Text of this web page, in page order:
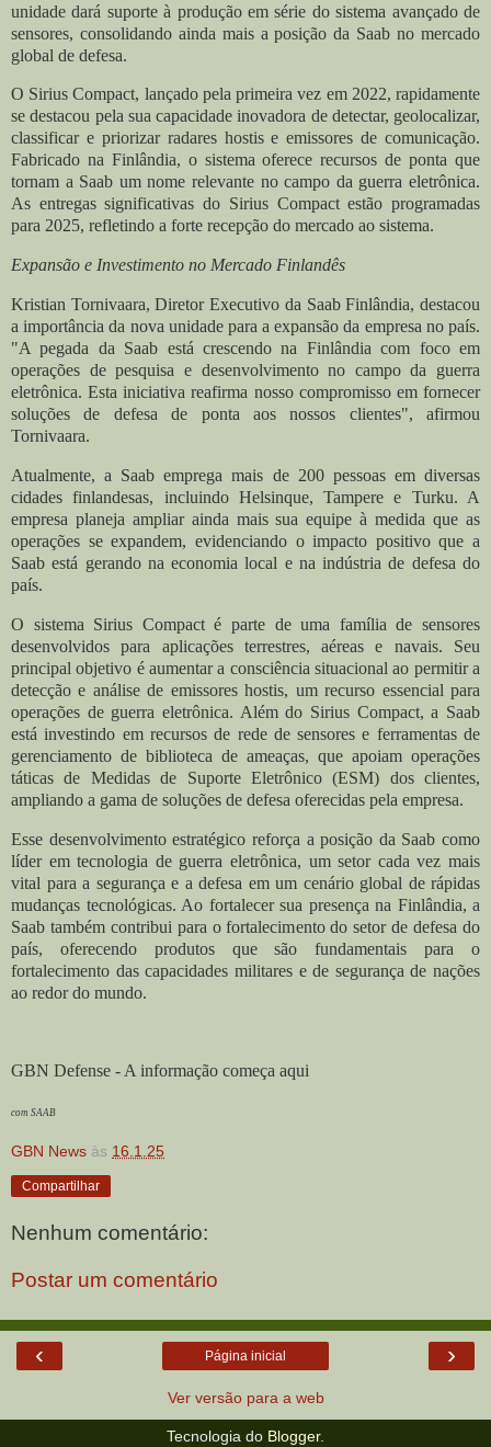
unidade dará suporte à produção em série do sistema avançado de
sensores, consolidando ainda mais a posição da Saab no mercado
global de defesa.
O Sirius Compact, lançado pela primeira vez em 2022, rapidamente
se destacou pela sua capacidade inovadora de detectar, geolocalizar,
classificar e priorizar radares hostis e emissores de comunicação.
Fabricado na Finlândia, o sistema oferece recursos de ponta que
tornam a Saab um nome relevante no campo da guerra eletrônica.
As entregas significativas do Sirius Compact estão programadas
para 2025, refletindo a forte recepção do mercado ao sistema.
Expansão e Investimento no Mercado Finlandês
Kristian Tornivaara, Diretor Executivo da Saab Finlândia, destacou
a importância da nova unidade para a expansão da empresa no país.
"A pegada da Saab está crescendo na Finlândia com foco em
operações de pesquisa e desenvolvimento no campo da guerra
eletrônica. Esta iniciativa reafirma nosso compromisso em fornecer
soluções de defesa de ponta aos nossos clientes", afirmou
Tornivaara.
Atualmente, a Saab emprega mais de 200 pessoas em diversas
cidades finlandesas, incluindo Helsinque, Tampere e Turku. A
empresa planeja ampliar ainda mais sua equipe à medida que as
operações se expandem, evidenciando o impacto positivo que a
Saab está gerando na economia local e na indústria de defesa do
país.
O sistema Sirius Compact é parte de uma família de sensores
desenvolvidos para aplicações terrestres, aéreas e navais. Seu
principal objetivo é aumentar a consciência situacional ao permitir a
detecção e análise de emissores hostis, um recurso essencial para
operações de guerra eletrônica. Além do Sirius Compact, a Saab
está investindo em recursos de rede de sensores e ferramentas de
gerenciamento de biblioteca de ameaças, que apoiam operações
táticas de Medidas de Suporte Eletrônico (ESM) dos clientes,
ampliando a gama de soluções de defesa oferecidas pela empresa.
Esse desenvolvimento estratégico reforça a posição da Saab como
líder em tecnologia de guerra eletrônica, um setor cada vez mais
vital para a segurança e a defesa em um cenário global de rápidas
mudanças tecnológicas. Ao fortalecer sua presença na Finlândia, a
Saab também contribui para o fortalecimento do setor de defesa do
país, oferecendo produtos que são fundamentais para o
fortalecimento das capacidades militares e de segurança de nações
ao redor do mundo.
GBN Defense - A informação começa aqui
com SAAB
GBN News às 16.1.25
Compartilhar
Nenhum comentário:
Postar um comentário
‹ ›
Página inicial
Ver versão para a web
Tecnologia do Blogger.